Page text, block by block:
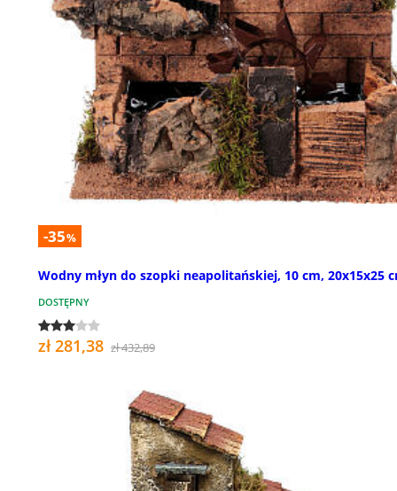
-35%
Wodny młyn do szopki neapolitańskiej, 10 cm, 20x15x25
DOSTĘPNY
zł 281,38 zł 432,89